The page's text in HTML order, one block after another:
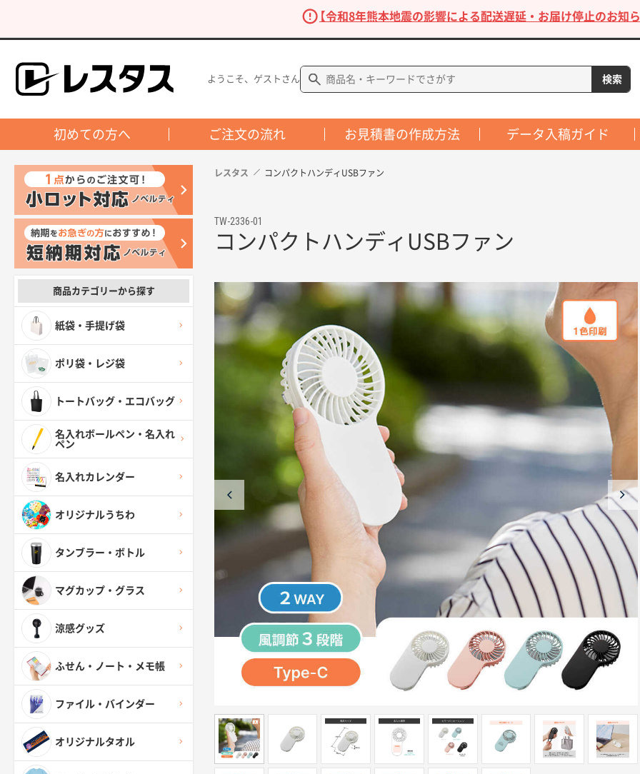
【令和8年熊本地震の影響による配送遅延・お届け停止のお知ら
ようこそ、ゲストさん
初めての方へ ご注文の流れ お見積書の作成方法 データ入稿ガイド
商品カテゴリーから探す
紙袋・手提げ袋
ポリ袋・レジ袋
トートバッグ・エコバッグ
名入れボールペン・名入れ
ペン
名入れカレンダー
オリジナルうちわ
タンブラー・ボトル
マグカップ・グラス
涼感グッズ
ふせん・ノート・メモ帳
ファイル・バインダー
オリジナルタオル
レスタス コンパクトハンディUSBファン
TW-2336-01
コンパクトハンディUSBファン